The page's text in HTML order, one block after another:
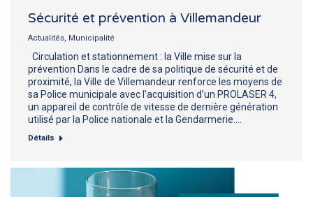
Sécurité et prévention à Villemandeur
Actualités, Municipalité
Circulation et stationnement : la Ville mise sur la
prévention Dans le cadre de sa politique de sécurité et de
proximité, la Ville de Villemandeur renforce les moyens de
sa Police municipale avec l’acquisition d’un PROLASER 4,
un appareil de contrôle de vitesse de dernière génération
utilisé par la Police nationale et la Gendarmerie.…
Détails